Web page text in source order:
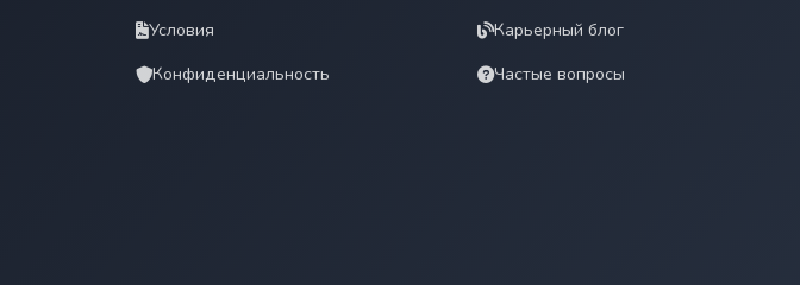
Условия
Конфиденциальность
Карьерный блог
Частые вопросы